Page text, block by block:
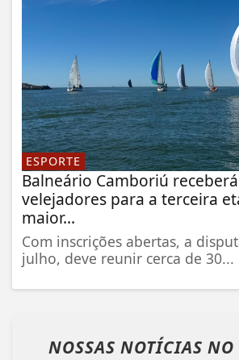
ESPORTE
Balneário Camboriú
velejadores para a terceira
maior...
Com inscrições abertas, a
julho, deve reunir cerca de 30...
NOSSAS NOTÍCIAS NO